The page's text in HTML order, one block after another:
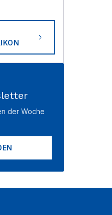
der Woche